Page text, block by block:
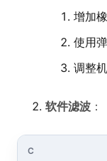
增加
使用
调整
软件滤波 ：
C